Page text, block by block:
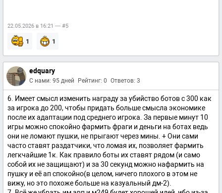
22.05.2026 в 16:21 — #5
1 1
edquary
С нами: 95 дней Рейтинг: 0 Ответов: 3
6. Имеет смысл изменить награду за убийство ботов с 300 как
за игрока до 200, чтобы придать больше смысла экономике
после их адаптации под среднего игрока. За первые минут 10
игры можно спокойно фармить фраги и деньги на ботах ведь
они не ломают пушки, не прыгают через мины. + Они сами
часто ставят раздатчики, что ломая их, позволяет фармить
легкчайшие 1к. Как правило боты их ставят рядом (и само
собой их не защищают) и за 30 секунд можно нафармить на
пушку и её ап спокойно(в целом, ничего плохого в этом не
вижу, но это похоже больше на казуальный дм-2).